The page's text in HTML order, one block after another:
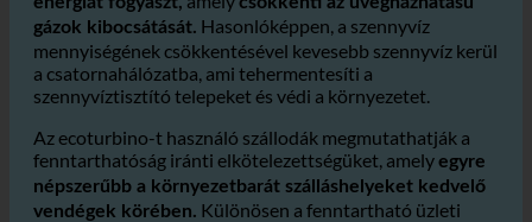
A által csökkenti a melegvíz-felhasználást, kevesebb
energiát fogyaszt, amely csökkenti az üvegházhatású
gázok kibocsátását. Hasonlóképpen, a szennyvíz
mennyiségének csökkentésével kevesebb szennyvíz kerül
a csatornahálózatba, ami tehermentesíti a
szennyvíztisztító telepeket és védi a környezetet.
Az ecoturbino-t használó szállodák megmutathatják a
fenntarthatóság iránti elkötelezettségüket, amely